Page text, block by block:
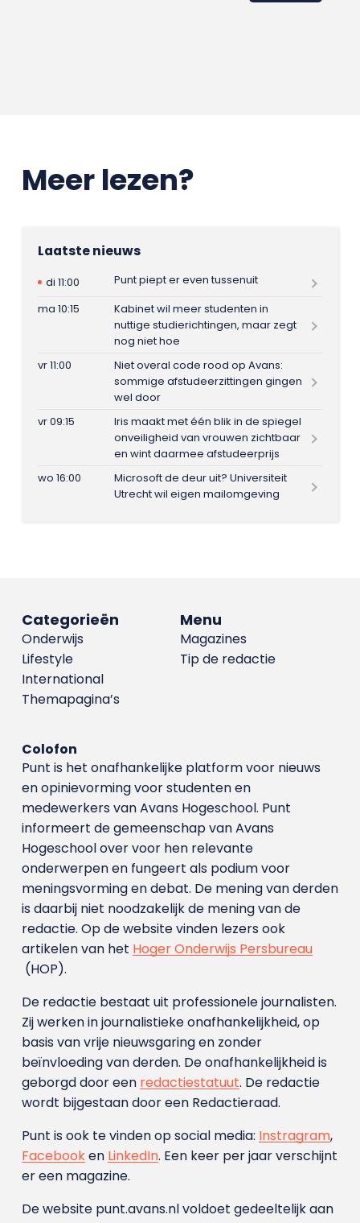
Meer lezen?
Laatste nieuws
di 11:00
Punt piept er even tussenuit
ma 10:15
Kabinet wil meer studenten in
nuttige studierichtingen, maar zegt
nog niet hoe
vr 11:00
Niet overal code rood op Avans:
sommige afstudeerzittingen gingen
wel door
vr 09:15
Iris maakt met één blik in de spiegel
onveiligheid van vrouwen zichtbaar
en wint daarmee afstudeerprijs
wo 16:00
Microsoft de deur uit? Universiteit
Utrecht wil eigen mailomgeving
Menu
Magazines
Tip de redactie
Categorieën
Onderwijs
Lifestyle
International
Themapagina’s
Colofon
Punt is het onafhankelijke platform voor nieuws
en opinievorming voor studenten en
medewerkers van Avans Hoge­school. Punt
informeert de gemeenschap van Avans
Hogeschool over voor hen relevante
onderwerpen en fungeert als podium voor
meningsvorming en debat. De mening van derden
is daarbij niet noodzakelijk de mening van de
redactie. Op de website vinden lezers ook
artikelen van het Hoger Onderwijs Persbureau
(HOP).
De redactie bestaat uit professionele journalisten.
Zij werken in journalistieke onafhankelijkheid, op
basis van vrije nieuwsgaring en zonder
beïnvloeding van derden. De onafhankelijkheid is
geborgd door een redactiestatuut. De redactie
wordt bijgestaan door een Redactieraad.
Punt is ook te vinden op social media: Instragram,
Facebooken LinkedIn. Een keer per jaar verschijnt
er een magazine.
De website punt.avans.nl voldoet gedeeltelijk aan